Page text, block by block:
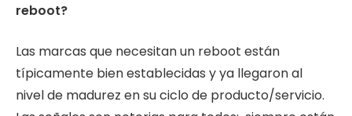
reboot?
Las marcas que necesitan un reboot están
típicamente bien establecidas y ya llegaron al
nivel de madurez en su ciclo de producto/servicio.